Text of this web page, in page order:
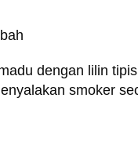
dengan lilin
smoker